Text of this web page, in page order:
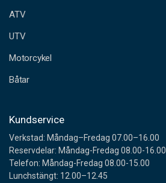
s
s
ATV
UTV
Motorcykel
Båtar
Kundservice
Verkstad: Måndag–Fredag 07.00–16.00
Reservdelar: Måndag-Fredag 08.00-16.00
Telefon: Måndag-Fredag 08.00-15.00
Lunchstängt: 12.00–12.45